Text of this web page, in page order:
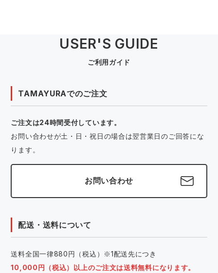
USER'S GUIDE
ご利用ガイド
TAMAYURAでのご注文
ご注文は24時間受付しています。
お問い合わせが土・日・祝日の場合は翌営業日のご回答にな
ります。
お問い合わせ
配送・送料について
送料全国一律880円（税込）※1配送先につき
10,000円（税込）以上のご注文は送料無料になります。